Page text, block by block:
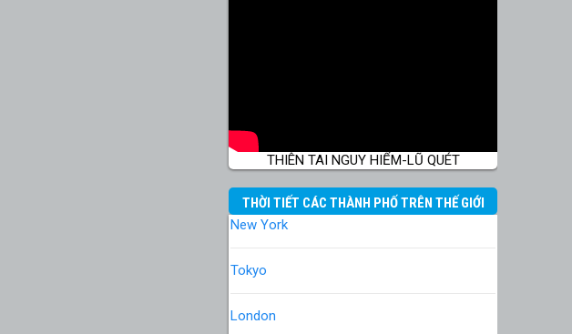
THIÊN TAI NGUY HIỂM-LŨ QUÉT
THỜI TIẾT CÁC THÀNH PHỐ TRÊN THẾ GIỚI
New York
Tokyo
London